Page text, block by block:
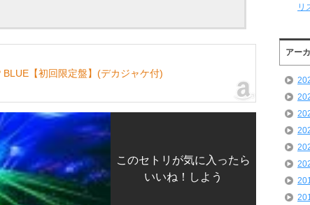
BLUE【初回限定盤】(デカジャケ付)
このセトリが気に入ったら
いいね！しよう
リ
アー